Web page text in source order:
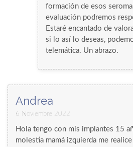
formación de esos
evaluación podremos
Estaré encantado de
si lo así lo deseas,
telemática. Un abrazo.
Andrea
6 Noviembre 2022
Hola tengo con mis implantes 15
molestia mamá izquierda me